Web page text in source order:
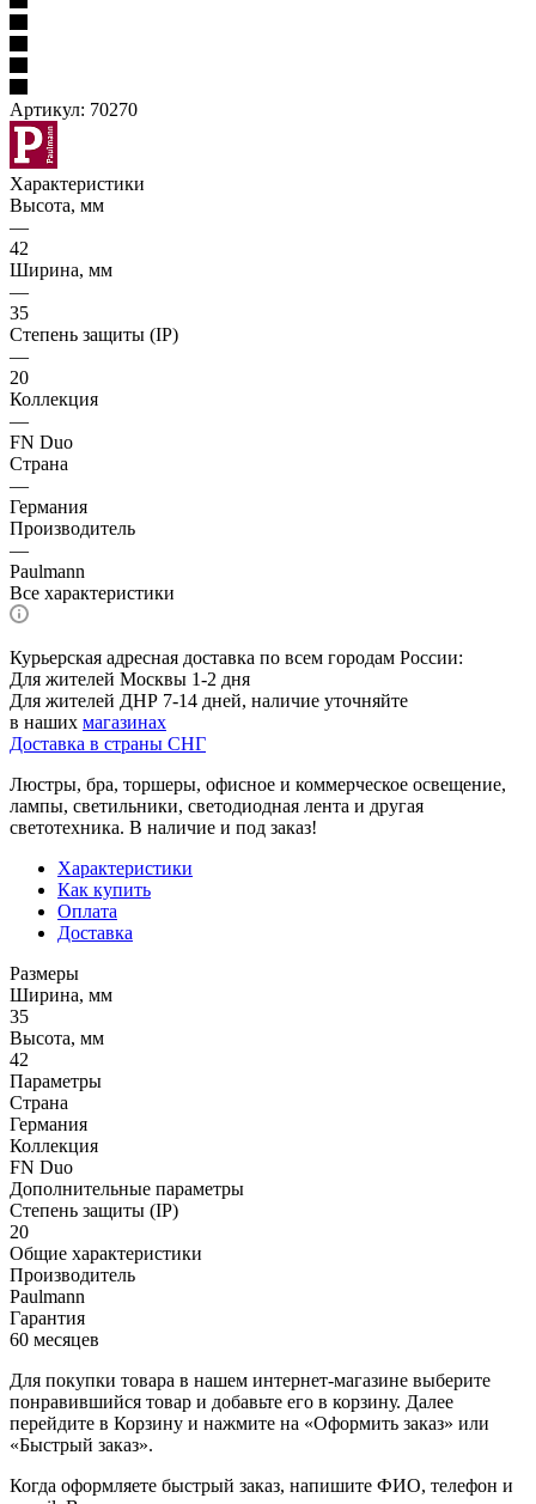
Артикул: 70270
Характеристики
Высота, мм
—
42
Ширина, мм
—
35
Степень защиты (IP)
—
20
Коллекция
—
FN Duo
Страна
—
Германия
Производитель
—
Paulmann
Все характеристики
Курьерская адресная доставка по всем городам России:
Для жителей Москвы 1-2 дня
Для жителей ДНР 7-14 дней, наличие уточняйте
в наших магазинах
Доставка в страны СНГ
Люстры, бра, торшеры, офисное и коммерческое освещение,
лампы, светильники, светодиодная лента и другая
светотехника. В наличие и под заказ!
Характеристики
Как купить
Оплата
Доставка
Размеры
Ширина, мм
35
Высота, мм
42
Параметры
Страна
Германия
Коллекция
FN Duo
Дополнительные параметры
Степень защиты (IP)
20
Общие характеристики
Производитель
Paulmann
Гарантия
60 месяцев
Для покупки товара в нашем интернет-магазине выберите
понравившийся товар и добавьте его в корзину. Далее
перейдите в Корзину и нажмите на «Оформить заказ» или
«Быстрый заказ».
Когда оформляете быстрый заказ, напишите ФИО, телефон и